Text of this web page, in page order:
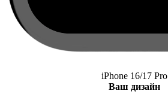
iPhone 16/17 Pro
Ваш дизайн